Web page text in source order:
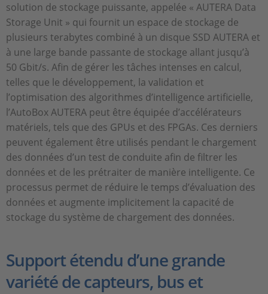
solution de stockage puissante, appelée « AUTERA Data
Storage Unit » qui fournit un espace de stockage de
plusieurs terabytes combiné à un disque SSD AUTERA et
à une large bande passante de stockage allant jusqu’à
50 Gbit/s. Afin de gérer les tâches intenses en calcul,
telles que le développement, la validation et
l’optimisation des algorithmes d’intelligence artificielle,
l’AutoBox AUTERA peut être équipée d’accélérateurs
matériels, tels que des GPUs et des FPGAs. Ces derniers
peuvent également être utilisés pendant le chargement
des données d’un test de conduite afin de filtrer les
données et de les prétraiter de manière intelligente. Ce
processus permet de réduire le temps d’évaluation des
données et augmente implicitement la capacité de
stockage du système de chargement des données.
Support étendu d’une grande
variété de capteurs, bus et